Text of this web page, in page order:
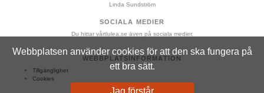
Webbplatsen använder cookies för att den ska fungera på
ett bra sätt.
Jag förstår
Linda Sundström
SOCIALA MEDIER
Du hittar vårtlulea.se även på sociala medier.
WEBBPLATSINFORMATION
Tillgänglighet
Cookies